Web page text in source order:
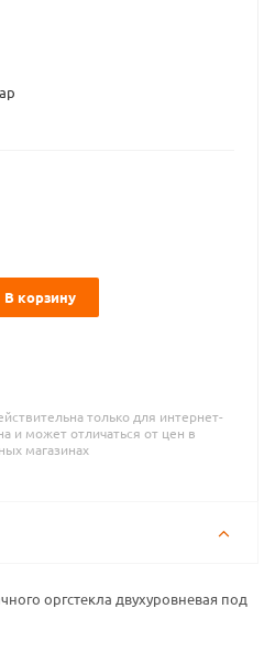
В корзину
только для интернет-
и может отличаться от цен в
магазинах
оргстекла двухуровневая под